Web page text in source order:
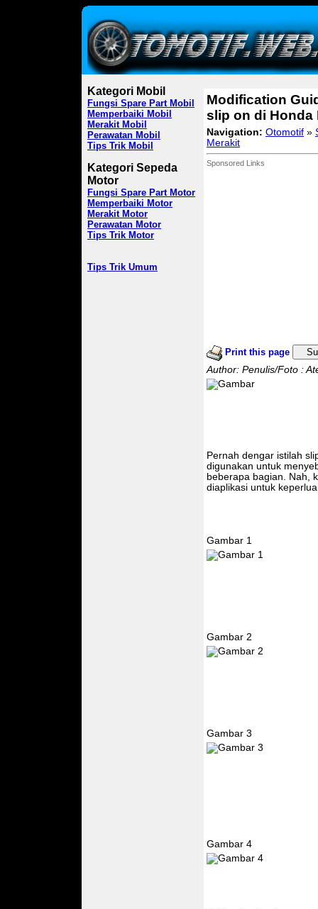
Kategori Mobil
Fungsi Spare Part Mobil
Memperbaiki Mobil
Merakit Mobil
Perawatan Mobil
Tips Trik Mobil
Kategori Sepeda
Motor
Fungsi Spare Part Motor
Memperbaiki Motor
Merakit Motor
Perawatan Motor
Tips Trik Motor
Tips Trik Umum
Modification
slip on di Honda
Navigation: Otomotif »
Merakit
Sponsored Links
Print this page
Author: Penulis/Foto :
Pernah dengar istilah
digunakan untuk
beberapa bagian. Nah,
diaplikasi untuk
Gambar 1
Gambar 2
Gambar 3
Gambar 4